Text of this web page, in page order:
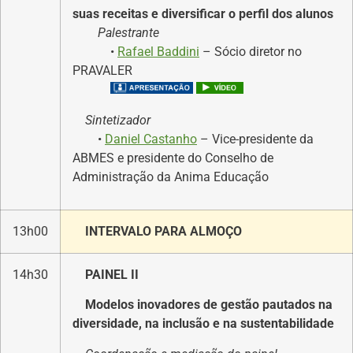
suas receitas e diversificar o perfil dos alunos
Palestrante
• Rafael Baddini – Sócio diretor no
PRAVALER
Sintetizador
• Daniel Castanho – Vice-presidente da
ABMES e presidente do Conselho de
Administração da Anima Educação
13h00 INTERVALO PARA ALMOÇO
14h30 PAINEL II
Modelos inovadores de gestão pautados na
diversidade, na inclusão e na sustentabilidade